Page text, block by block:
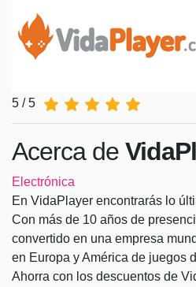
5 / 5
Acerca de
Electrónica
En VidaPlayer encontrarás lo
Con más de 10 años de
convertido en una empresa
en Europa y América de juegos
Ahorra con los descuentos de